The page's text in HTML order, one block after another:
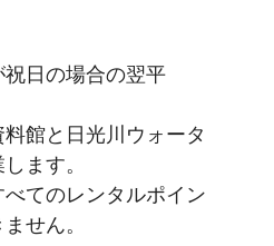
祝日の場合の翌平
館と日光川ウォータ
ます。
てのレンタルポイン
せん。